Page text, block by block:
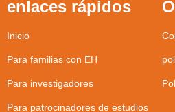
enlaces rápidos
Inicio
Para familias con EH
Para investigadores
Para patrocinadores de estudios